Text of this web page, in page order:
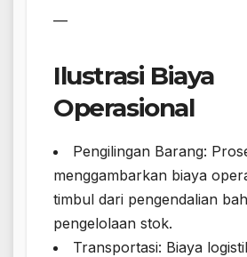
—
Ilustrasi Biaya
Operasional
Pengilingan Barang:
menggambarkan biaya
timbul dari pengendalian
pengelolaan stok.
Transportasi: Biaya